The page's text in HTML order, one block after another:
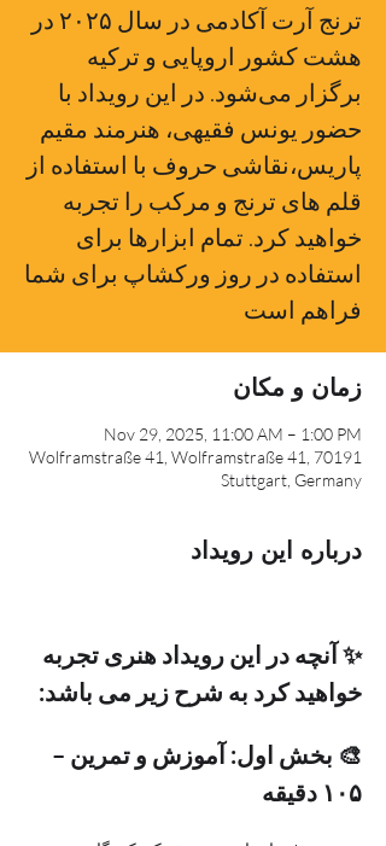
ترنج آرت آکادمی در سال ۲۰۲۵ در
هشت کشور اروپایی و ترکیه
برگزار می‌شود. در این رویداد با
حضور یونس فقیهی، هنرمند مقیم
پاریس،نقاشی حروف با استفاده از
قلم های ترنج و مرکب را تجربه
خواهید کرد. تمام ابزارها برای
استفاده در روز ورکشاپ برای شما
فراهم است
زمان و مکان
Nov 29, 2025, 11:00 AM – 1:00 PM
Wolframstraße 41, Wolframstraße 41, 70191
Stuttgart, Germany
درباره این رویداد
✨ آنچه در این رویداد هنری تجربه
خواهید کرد به شرح زیر می باشد:
🎨 بخش اول: آموزش و تمرین –
۱۰۵ دقیقه